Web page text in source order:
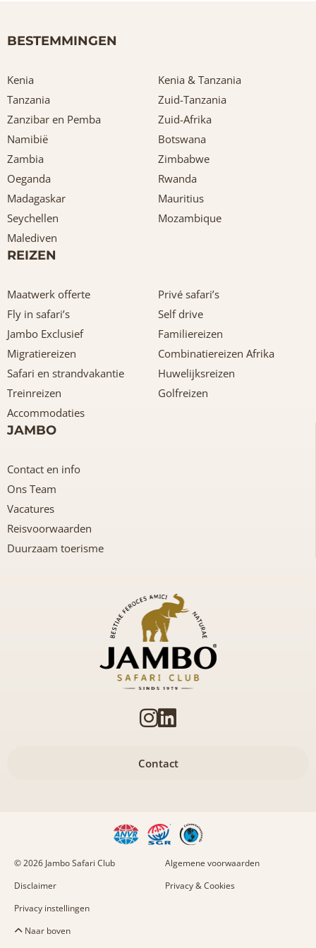
BESTEMMINGEN
Kenia
Kenia & Tanzania
Tanzania
Zuid-Tanzania
Zanzibar en Pemba
Zuid-Afrika
Namibië
Botswana
Zambia
Zimbabwe
Oeganda
Rwanda
Madagaskar
Mauritius
Seychellen
Mozambique
Malediven
REIZEN
Maatwerk offerte
Privé safari’s
Fly in safari’s
Self drive
Jambo Exclusief
Familiereizen
Migratiereizen
Combinatiereizen Afrika
Safari en strandvakantie
Huwelijksreizen
Treinreizen
Golfreizen
Accommodaties
JAMBO
Contact en info
Ons Team
Vacatures
Reisvoorwaarden
Duurzaam toerisme
Contact
© 2026 Jambo Safari Club
Algemene voorwaarden
Disclaimer
Privacy & Cookies
Privacy instellingen
Naar boven